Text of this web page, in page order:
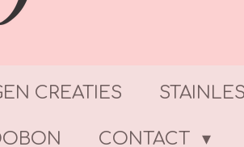
CREATIES
CONTACT